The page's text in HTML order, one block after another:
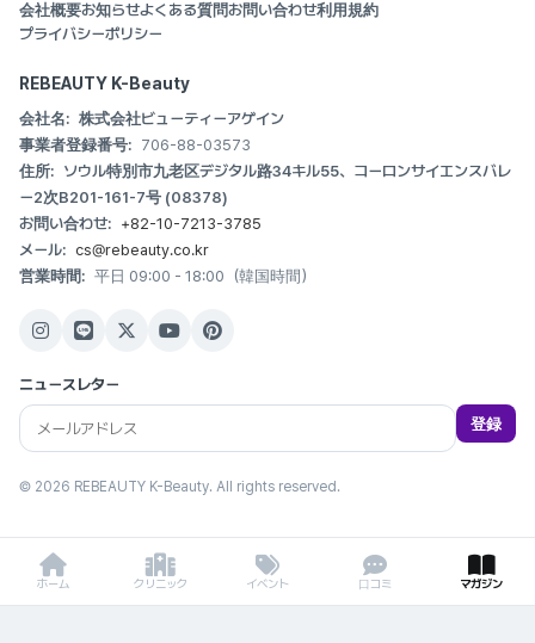
会社概要お知らせよくある質問お問い合わせ利用規約
プライバシーポリシー
REBEAUTY K-Beauty
会社名: 株式会社ビューティーアゲイン
事業者登録番号: 706-88-03573
住所: ソウル特別市九老区デジタル路34キル55、コーロンサイエンスバレ
ー2次B201-161-7号 (08378)
お問い合わせ: +82-10-7213-3785
メール: cs@rebeauty.co.kr
営業時間: 平日 09:00 - 18:00（韓国時間）
ニュースレター
登録
© 2026 REBEAUTY K-Beauty. All rights reserved.
ホーム クリニック イベント 口コミ マガジン